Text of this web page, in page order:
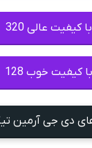
کیفیت عالی 320
کیفیت خوب 128
دی جی آرمین